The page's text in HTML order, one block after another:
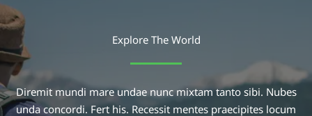
Explore The World
Diremit mundi mare undae nunc mixtam tanto sibi. Nubes
unda concordi. Fert his. Recessit mentes praecipites locum